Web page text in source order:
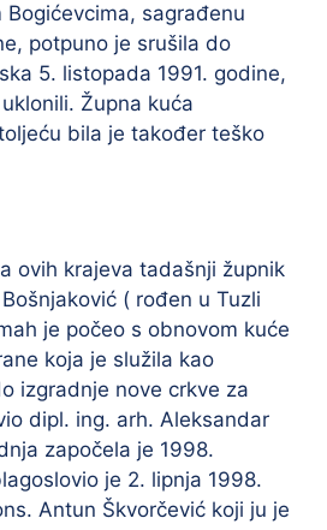
Bogićevcima, sagrađenu
potpuno je srušila do
5. listopada 1991. godine,
Župna kuća
bila je također teško
ovih krajeva tadašnji župnik
( rođen u Tuzli
je počeo s obnovom kuće
koja je služila kao
izgradnje nove crkve za
dipl. ing. arh. Aleksandar
započela je 1998.
je 2. lipnja 1998.
Antun Škvorčević koji ju je